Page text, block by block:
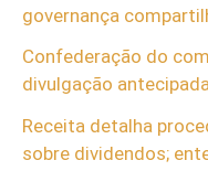
governança
Confederação do
divulgação
Receita detalha
sobre dividendos;